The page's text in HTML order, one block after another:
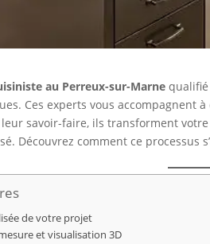
au Perreux-sur-Marne
Ces experts vous accompagnent
savoir-faire, ils transforment
Découvrez comment ce processus
de votre projet
et visualisation 3D